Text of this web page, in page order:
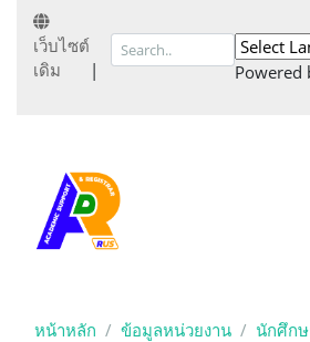
เว็บไซต์
เดิม
| Powered
หน้าหลัก ข้อมูลหน่วยงาน
นักศึก